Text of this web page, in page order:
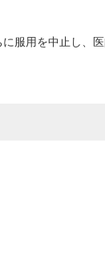
服用を中止し、